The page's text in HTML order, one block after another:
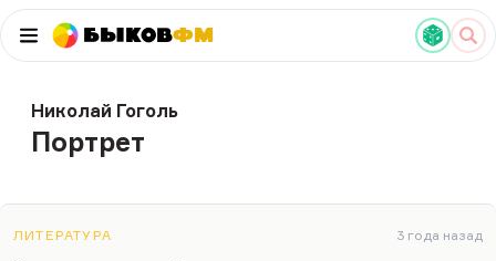
БыковФМ
Николай Гоголь
Портрет
ЛИТЕРАТУРА 3 года назад